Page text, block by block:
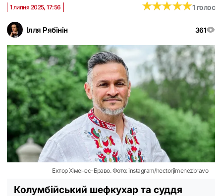
Ілля Рябінін 361
1 липня 2025, 17:56 ★★★★★
★★★★★1 голос
Ектор Хіменес-Браво. Фото: instagram/hectorjimenezbravo
Колумбійський шефкухар та суддя